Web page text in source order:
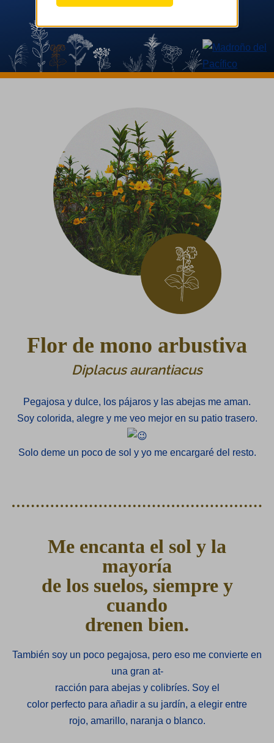
Flor de mono arbustiva
Diplacus aurantiacus
Pegajosa y dulce, los pájaros y las abejas me aman.
Soy colorida, alegre y me veo mejor en su patio trasero.
Solo deme un poco de sol y yo me encargaré del resto.
Me encanta el sol y la
mayoría
de los suelos, siempre y
cuando
drenen bien.
También soy un poco pegajosa, pero eso me convierte en
una gran at-
racción para abejas y colibríes. Soy el
color perfecto para añadir a su jardín, a elegir entre
rojo, amarillo, naranja o blanco.